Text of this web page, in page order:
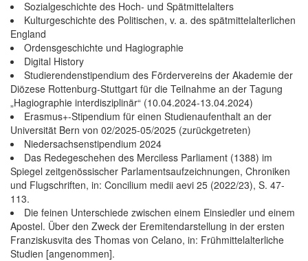
Sozialgeschichte des Hoch- und Spätmittelalters
Kulturgeschichte des Politischen, v. a. des spätmittelalterlichen
England
Ordensgeschichte und Hagiographie
Digital History
Studierendenstipendium des Fördervereins der Akademie der
Diözese Rottenburg-Stuttgart für die Teilnahme an der Tagung
„Hagiographie interdisziplinär“ (10.04.2024-13.04.2024)
Erasmus+-Stipendium für einen Studienaufenthalt an der
Universität Bern von 02/2025-05/2025 (zurückgetreten)
Niedersachsenstipendium 2024
Das Redegeschehen des Merciless Parliament (1388) im
Spiegel zeitgenössischer Parlamentsaufzeichnungen, Chroniken
und Flugschriften, in: Concilium medii aevi 25 (2022/23), S. 47-
113.
Die feinen Unterschiede zwischen einem Einsiedler und einem
Apostel. Über den Zweck der Eremitendarstellung in der ersten
Franziskusvita des Thomas von Celano, in: Frühmittelalterliche
Studien [angenommen].